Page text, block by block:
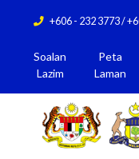
+606 - 232 3773 /
Soalan
Lazim
Peta
Laman